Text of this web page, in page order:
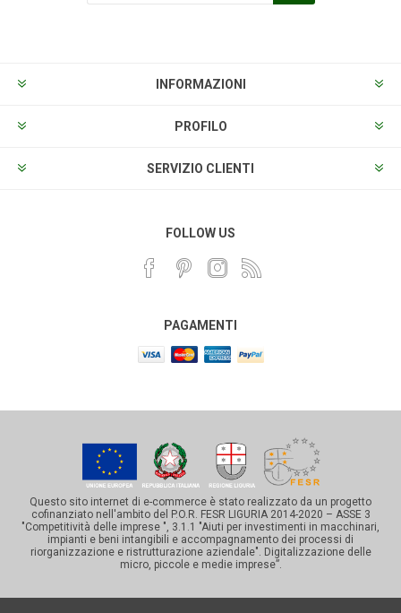
INFORMAZIONI
PROFILO
SERVIZIO CLIENTI
FOLLOW US
PAGAMENTI
Questo sito internet di e-commerce è stato realizzato da un progetto
cofinanziato nell'ambito del P.O.R. FESR LIGURIA 2014-2020 – ASSE 3
"Competitività delle imprese ", 3.1.1 "Aiuti per investimenti in macchinari,
impianti e beni intangibili e accompagnamento dei processi di
riorganizzazione e ristrutturazione aziendale". Digitalizzazione delle
micro, piccole e medie imprese”.